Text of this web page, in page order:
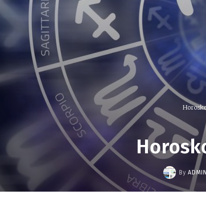
By ADMIN